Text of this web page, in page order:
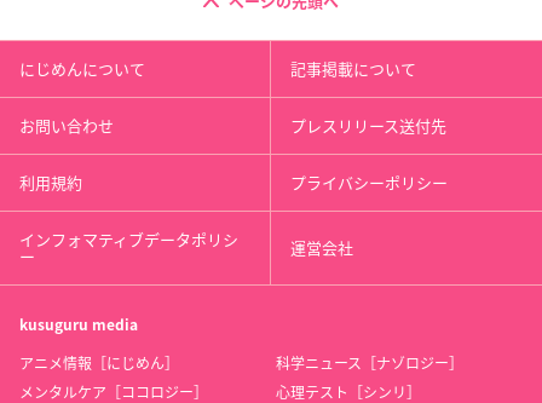
にじめんについて 記事掲載について
お問い合わせ プレスリリース送付先
利用規約 プライバシーポリシー
インフォマティブデータポリシ
ー 運営会社
kusuguru media
アニメ情報［にじめん］
科学ニュース［ナゾロジー］
メンタルケア［ココロジー］
心理テスト［シンリ］